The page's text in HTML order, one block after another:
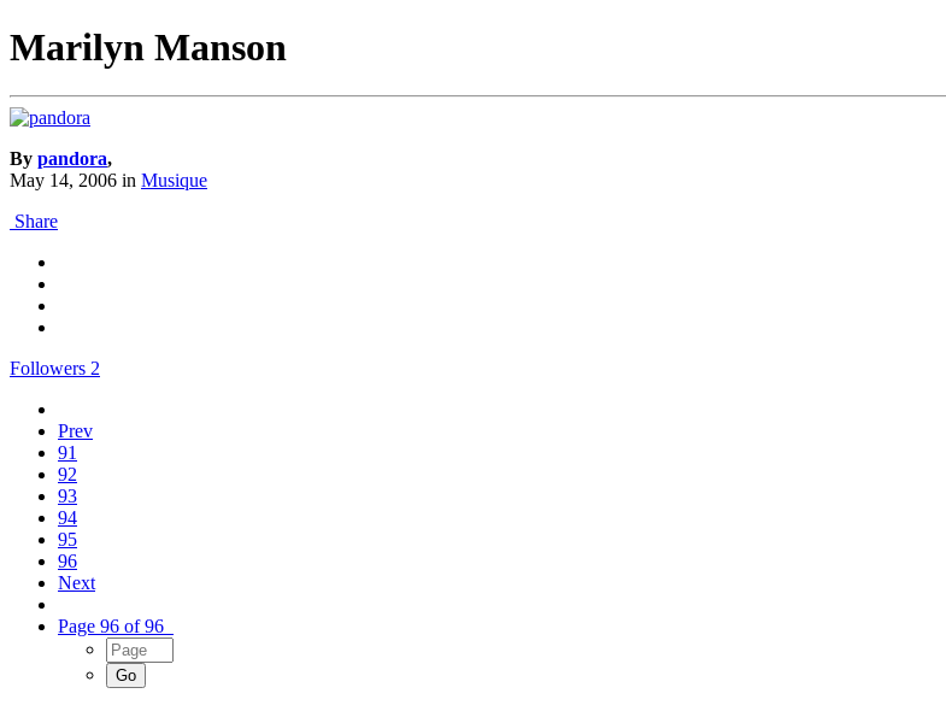
Marilyn Manson
By pandora,
May 14, 2006 in Musique
Share
Followers 2
Prev
91
92
93
94
95
96
Next
Page 96 of 96